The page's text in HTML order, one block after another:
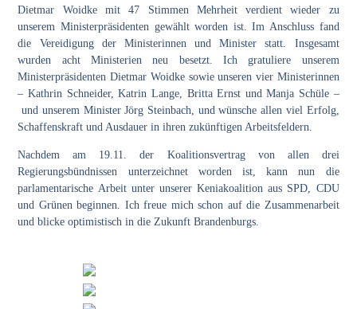
Dietmar Woidke mit 47 Stimmen Mehrheit verdient wieder zu
unserem Ministerpräsidenten gewählt worden ist. Im Anschluss fand
die Vereidigung der Ministerinnen und Minister statt. Insgesamt
wurden acht Ministerien neu besetzt. Ich gratuliere unserem
Ministerpräsidenten Dietmar Woidke sowie unseren vier Ministerinnen
– Kathrin Schneider, Katrin Lange, Britta Ernst und Manja Schüle –
und unserem Minister Jörg Steinbach, und wünsche allen viel Erfolg,
Schaffenskraft und Ausdauer in ihren zukünftigen Arbeitsfeldern.
Nachdem am 19.11. der Koalitionsvertrag von allen drei
Regierungsbündnissen unterzeichnet worden ist, kann nun die
parlamentarische Arbeit unter unserer Keniakoalition aus SPD, CDU
und Grünen beginnen. Ich freue mich schon auf die Zusammenarbeit
und blicke optimistisch in die Zukunft Brandenburgs.